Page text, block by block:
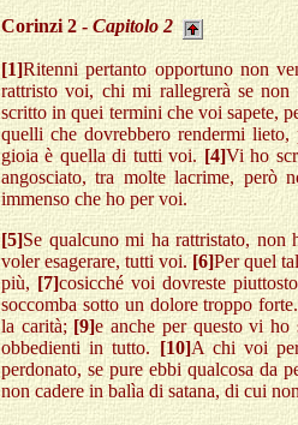
Corinzi 2 - Capitolo 2
[1]Ritenni pertanto opportuno non
rattristo voi, chi mi rallegrerà se
scritto in quei termini che voi sapete,
quelli che dovrebbero rendermi
gioia è quella di tutti voi. [4]Vi ho
angosciato, tra molte lacrime, però
immenso che ho per voi.
[5]Se qualcuno mi ha rattristato, non
voler esagerare, tutti voi. [6]Per quel
più, [7]cosicché voi dovreste
soccomba sotto un dolore troppo
la carità; [9]e anche per questo vi ho
obbedienti in tutto. [10]A chi voi
perdonato, se pure ebbi qualcosa da
non cadere in balìa di satana, di cui